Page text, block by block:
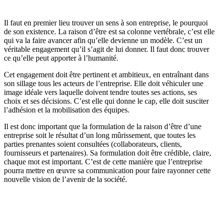
Il faut en premier lieu trouver un sens à son entreprise, le pourquoi
de son existence. La raison d’être est sa colonne vertébrale, c’est elle
qui va la faire avancer afin qu’elle devienne un modèle. C’est un
véritable engagement qu’il s’agit de lui donner. Il faut donc trouver
ce qu’elle peut apporter à l’humanité.
Cet engagement doit être pertinent et ambitieux, en entraînant dans
son sillage tous les acteurs de l’entreprise. Elle doit véhiculer une
image idéale vers laquelle doivent tendre toutes ses actions, ses
choix et ses décisions. C’est elle qui donne le cap, elle doit susciter
l’adhésion et la mobilisation des équipes.
Il est donc important que la formulation de la raison d’être d’une
entreprise soit le résultat d’un long mûrissement, que toutes les
parties prenantes soient consultées (collaborateurs, clients,
fournisseurs et partenaires). Sa formulation doit être crédible, claire,
chaque mot est important. C’est de cette manière que l’entreprise
pourra mettre en œuvre sa communication pour faire rayonner cette
nouvelle vision de l’avenir de la société.